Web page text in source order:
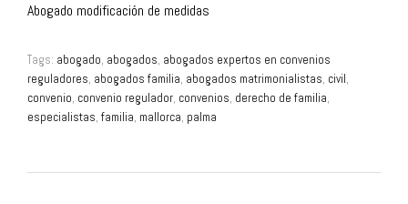
Abogado modificación de medidas
Tags: abogado, abogados, abogados expertos en convenios
reguladores, abogados familia, abogados matrimonialistas, civil,
convenio, convenio regulador, convenios, derecho de familia,
especialistas, familia, mallorca, palma